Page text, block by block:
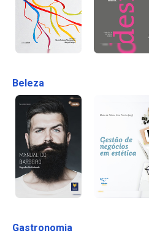
Beleza
Gastronomia